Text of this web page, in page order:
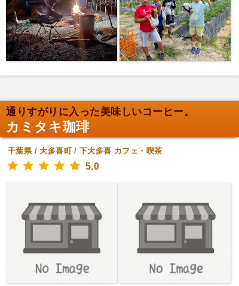
通りすがりに入った美味しいコーヒー。
カミタキ珈琲
千葉県/大多喜町/下大多喜 カフェ・喫茶
5.0